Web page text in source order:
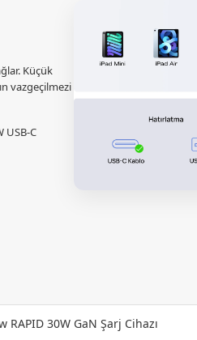
Küçük
vazgeçilmezi
USB-C
RAPID 30W GaN Şarj Cihazı